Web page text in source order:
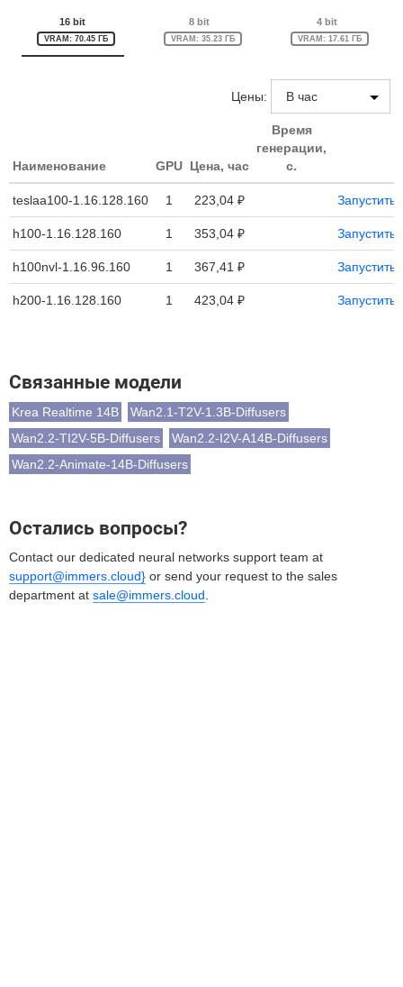
16 bit
VRAM: 70.45 ГБ
8 bit
VRAM: 35.23 ГБ
4 bit
VRAM: 17.61 ГБ
Цены:
Наименование GPU Цена, час
Время
генерации,
с.
teslaa100-1.16.128.160 1 223,04 ₽ Запустить
h100-1.16.128.160 1 353,04 ₽ Запустить
h100nvl-1.16.96.160 1 367,41 ₽ Запустить
h200-1.16.128.160 1 423,04 ₽ Запустить
Связанные модели
Krea Realtime 14B
Wan2.1-T2V-1.3B-Diffusers
Wan2.2-TI2V-5B-Diffusers
Wan2.2-I2V-A14B-Diffusers
Wan2.2-Animate-14B-Diffusers
Остались вопросы?
Contact our dedicated neural networks support team at
support@immers.cloud} or send your request to the sales
department at sale@immers.cloud